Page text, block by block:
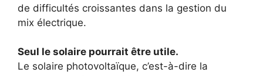
de difficultés croissantes dans la gestion du
mix électrique.
Seul le solaire pourrait être utile.
Le solaire photovoltaïque, c’est-à-dire la